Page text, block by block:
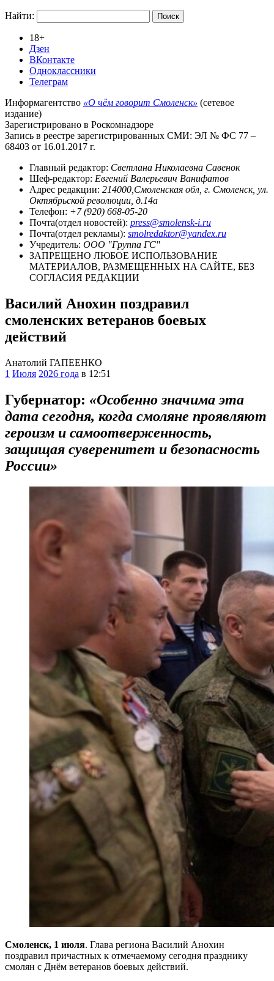
Найти:
18+
Дзен
ВКонтакте
Одноклассники
Телеграм
Информагентство «О чём говорит Смоленск» (сетевое
издание)
Зарегистрировано в Роскомнадзоре
Запись в реестре зарегистрированных СМИ: ЭЛ № ФС 77 –
68403 от 16.01.2017 г.
Главный редактор: Светлана Николаевна Савенок
Шеф-редактор: Евгений Валерьевич Ванифатов
Адрес редакции: 214000,Смоленская обл, г. Смоленск, ул.
Октябрьской революции, д.14а
Телефон: +7 (920) 668-05-20
Почта(отдел новостей): press@smolensk-i.ru
Почта(отдел рекламы): smolredaktor@yandex.ru
Учредитель: ООО "Группа ГС"
ЗАПРЕЩЕНО ЛЮБОЕ ИСПОЛЬЗОВАНИЕ
МАТЕРИАЛОВ, РАЗМЕЩЕННЫХ НА САЙТЕ, БЕЗ
СОГЛАСИЯ РЕДАКЦИИ
Василий Анохин поздравил
смоленских ветеранов боевых
действий
Анатолий ГАПЕЕНКО
1 Июля 2026 года в 12:51
Губернатор: «Особенно значима эта
дата сегодня, когда смоляне проявляют
героизм и самоотверженность,
защищая суверенитет и безопасность
России»
Смоленск, 1 июля. Глава региона Василий Анохин
поздравил причастных к отмечаемому сегодня празднику
смолян с Днём ветеранов боевых действий.